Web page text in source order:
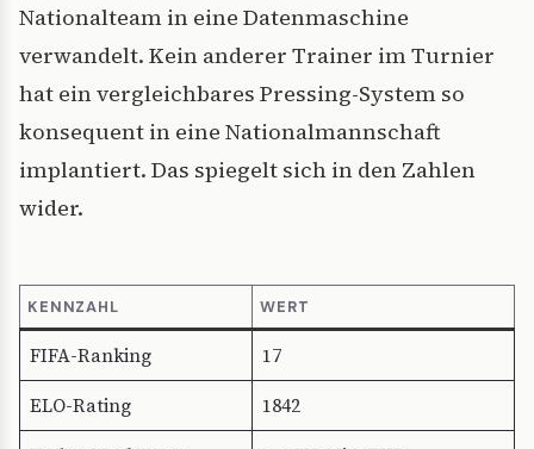
Nationalteam in eine Datenmaschine
verwandelt. Kein anderer Trainer im Turnier
hat ein vergleichbares Pressing-System so
konsequent in eine Nationalmannschaft
implantiert. Das spiegelt sich in den Zahlen
wider.
KENNZAHL WERT
FIFA-Ranking
17
ELO-Rating
1842